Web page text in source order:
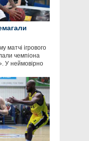
матчі ігрового
чемпіона
У неймовірно